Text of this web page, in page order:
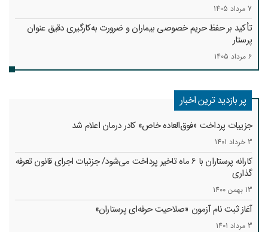
7 مرداد 1405
تأکید بر حفظ حریم خصوصی بیماران و ضرورت به‌کارگیری دقیق عنوان
پرستار
6 مرداد 1405
پر بازدید ترین اخبار
جزییات پرداخت «فوق‌العاده خاص» کادر درمان اعلام شد
3 خرداد 1401
کارانه‌ پرستاران با 6 ماه تاخیر پرداخت می‌شود/ جزئیات اجرای قانون تعرفه
گذاری
13 بهمن 1400
آغاز ثبت نام آزمون «صلاحیت حرفه‌ای پرستاران»
3 مرداد 1401